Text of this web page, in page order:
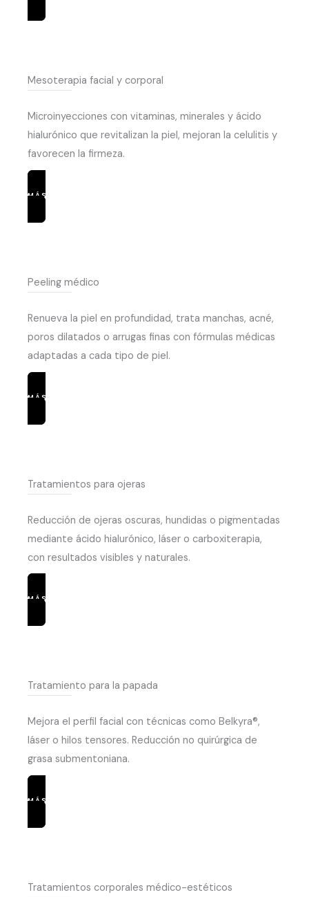
Mesoterapia facial y corporal
Microinyecciones con vitaminas, minerales y ácido
hialurónico que revitalizan la piel, mejoran la celulitis y
favorecen la firmeza.
MÁS INFORMACIÓN
Peeling médico
Renueva la piel en profundidad, trata manchas, acné,
poros dilatados o arrugas finas con fórmulas médicas
adaptadas a cada tipo de piel.
MÁS INFORMACIÓN
Tratamientos para ojeras
Reducción de ojeras oscuras, hundidas o pigmentadas
mediante ácido hialurónico, láser o carboxiterapia,
con resultados visibles y naturales.
MÁS INFORMACIÓN
Tratamiento para la papada
Mejora el perfil facial con técnicas como Belkyra®,
láser o hilos tensores. Reducción no quirúrgica de
grasa submentoniana.
MÁS INFORMACIÓN
Tratamientos corporales médico-estéticos